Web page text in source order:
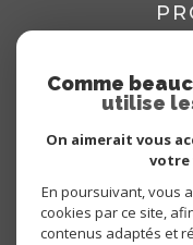
© 2026 | TOUS DROITS
NOS HONORAIRES
NOS LIENS
Comme
utilise
On aimerait vous
votre
En poursuivant, vous
cookies par ce site,
contenus adaptés et